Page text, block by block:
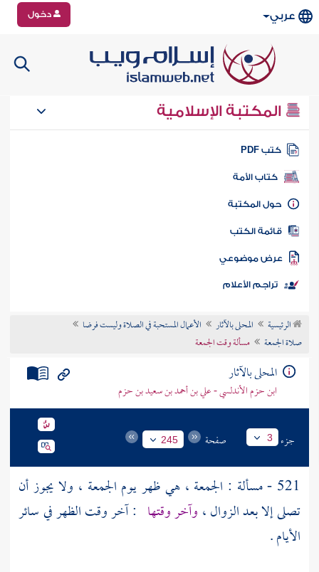
عربي دخول
المكتبة الإسلامية
كتب PDF
كتاب الأمة
المكتبة
الكتب
موضوعي
تراجم الأعلام
الرئيسية المحلى بالآثار
الأعمال المستحبة في الصلاة وليست فرضا
صلاة الجمعة
مسألة وقت الجمعة
المحلى بالآثار
ابن حزم الأندلسي - علي بن أحمد بن سعيد بن حزم
جزء 3 صفحة 245
521 - مسألة : الجمعة ، هي ظهر يوم الجمعة ، ولا يجوز أن
تصلى إلا بعد الزوال ، وآخر وقتها : آخر وقت الظهر في سائر
الأيام .